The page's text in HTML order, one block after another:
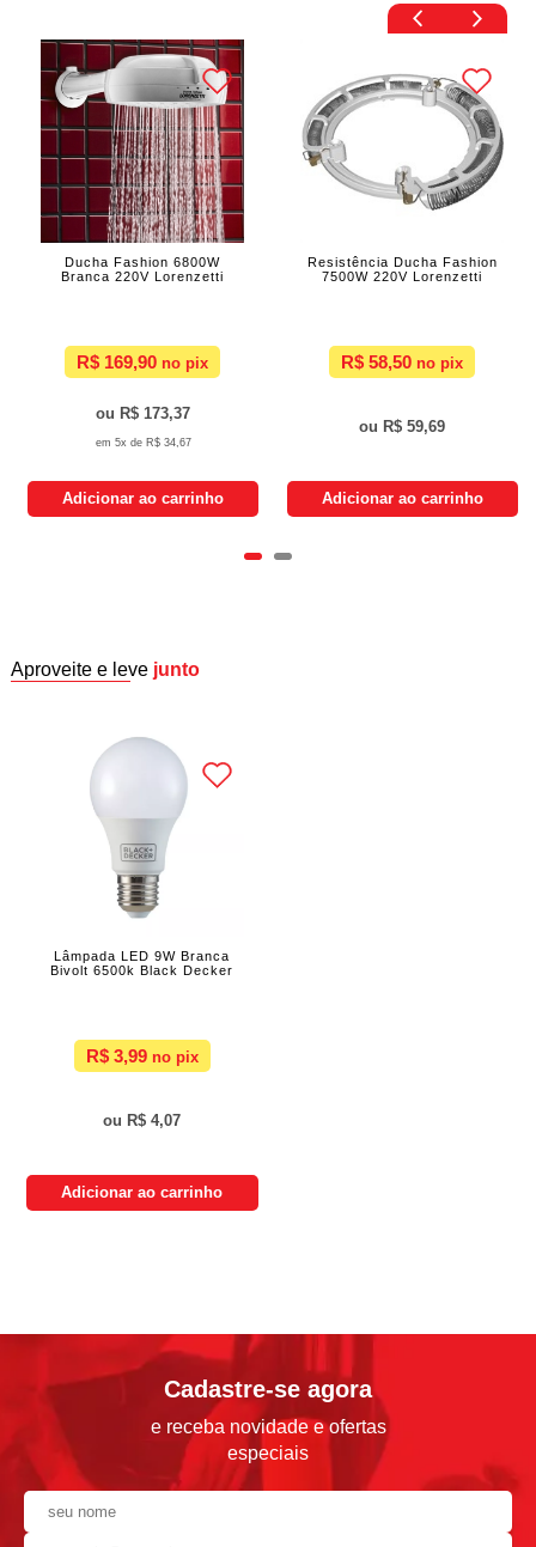
Ducha Fashion 6800W
Branca 220V Lorenzetti
R$ 169,90
R$ 173,37
5x de R$ 34,67
Adicionar ao carrinho
Resistência Ducha Fashion
7500W 220V Lorenzetti
R$ 58,50
R$ 59,69
Adicionar ao carrinho
Aproveite e leve junto
Lâmpada LED 9W Branca
Bivolt 6500k Black Decker
R$ 3,99
R$ 4,07
Adicionar ao carrinho
Cadastre-se agora
e receba novidade e ofertas
especiais